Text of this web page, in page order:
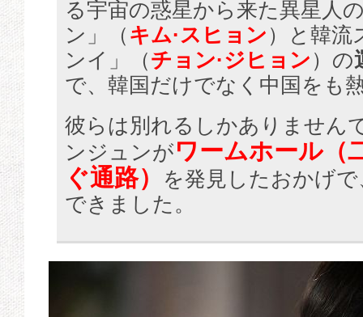
る宇宙の惑星から来た異星人
ン」（ キム·スヒョン ）と韓流
ンイ」（チョン·ジヒョン ）の
で、韓国だけでなく中国をも
彼らは別れるしかありません
ンジュンがワームホール（
ぐ通路）
を発見したおかげ
できました。